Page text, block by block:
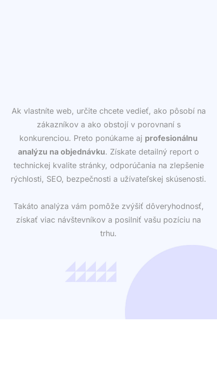
Ak vlastníte web, určite chcete vedieť, ako pôsobí na
zákazníkov a ako obstojí v porovnaní s
konkurenciou. Preto ponúkame aj profesionálnu
analýzu na objednávku. Získate detailný report o
technickej kvalite stránky, odporúčania na zlepšenie
rýchlosti, SEO, bezpečnosti a užívateľskej skúsenosti.
Takáto analýza vám pomôže zvýšiť dôveryhodnosť,
získať viac návštevníkov a posilniť vašu pozíciu na
trhu.